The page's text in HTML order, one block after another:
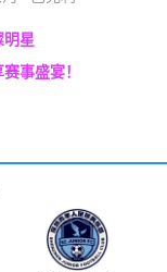
明星
事盛宴！